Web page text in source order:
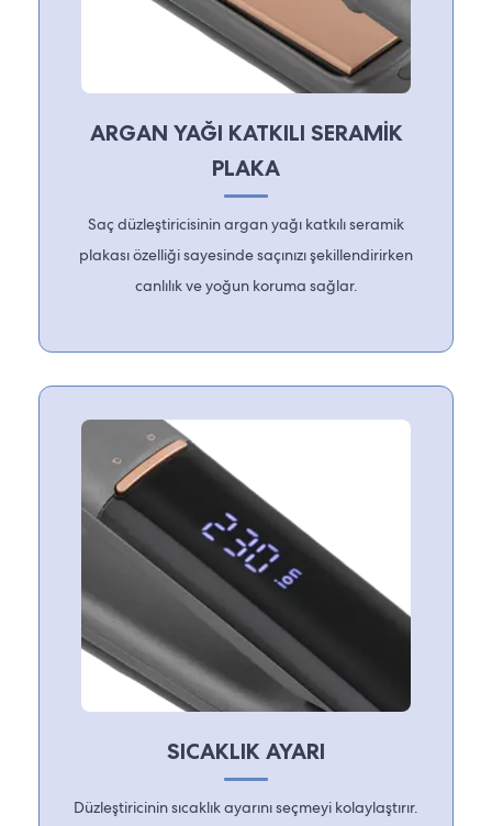
ARGAN YAĞI KATKILI SERAMİK
PLAKA
Saç düzleştiricisinin argan yağı katkılı seramik
plakası özelliği sayesinde saçınızı şekillendirirken
canlılık ve yoğun koruma sağlar.
SICAKLIK AYARI
Düzleştiricinin sıcaklık ayarını seçmeyi kolaylaştırır.